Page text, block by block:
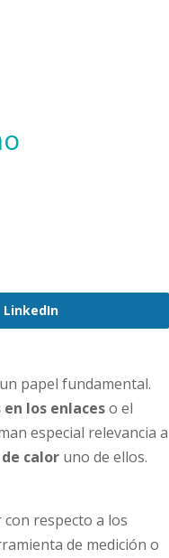
LinkedIn
papel fundamental.
en los enlaceso el
especial relevancia a
calor uno de ellos.
respecto a los
de medición o